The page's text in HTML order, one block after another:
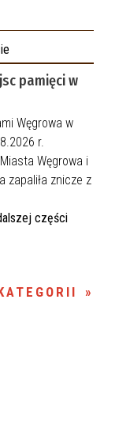
pamięci w
Węgrowa w
r.
Węgrowa i
zapaliła znicze z
części